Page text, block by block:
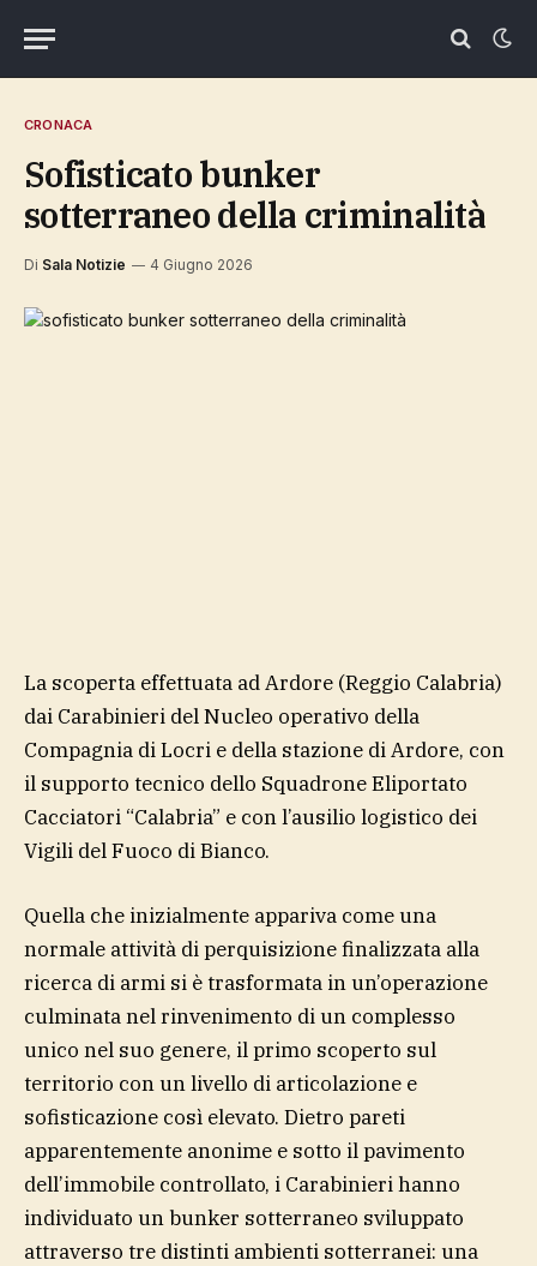
CRONACA
sofisticato bunker
sotterraneo della criminalità
Di Sala Notizie 4 Giugno 2026
La scoperta effettuata ad Ardore (Reggio Calabria)
dai Carabinieri del Nucleo operativo della
Compagnia di Locri e della stazione di Ardore, con
il supporto tecnico dello Squadrone Eliportato
Cacciatori “Calabria” e con l’ausilio logistico dei
Vigili del Fuoco di Bianco.
Quella che inizialmente appariva come una
normale attività di perquisizione finalizzata alla
ricerca di armi si è trasformata in un’operazione
culminata nel rinvenimento di un complesso
unico nel suo genere, il primo scoperto sul
territorio con un livello di articolazione e
sofisticazione così elevato. Dietro pareti
apparentemente anonime e sotto il pavimento
dell’immobile controllato, i Carabinieri hanno
individuato un bunker sotterraneo sviluppato
attraverso tre distinti ambienti sotterranei: una